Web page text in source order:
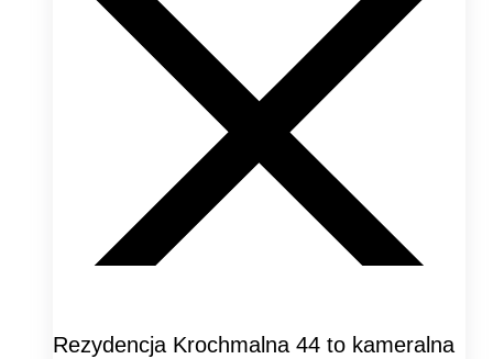
Rezydencja Krochmalna 44 to kameralna